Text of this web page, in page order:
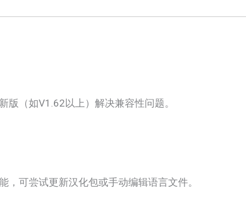
版（如V1.62以上）解决兼容性问题。
，可尝试更新汉化包或手动编辑语言文件。